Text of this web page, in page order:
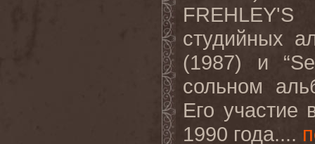
студийных
(1987) и
сольном
Его участие
1990 года....